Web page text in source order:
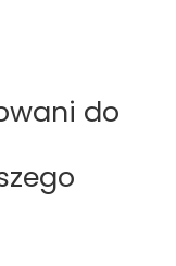
do